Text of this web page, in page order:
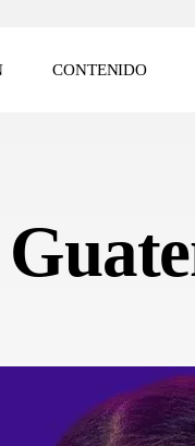
CONTENIDO